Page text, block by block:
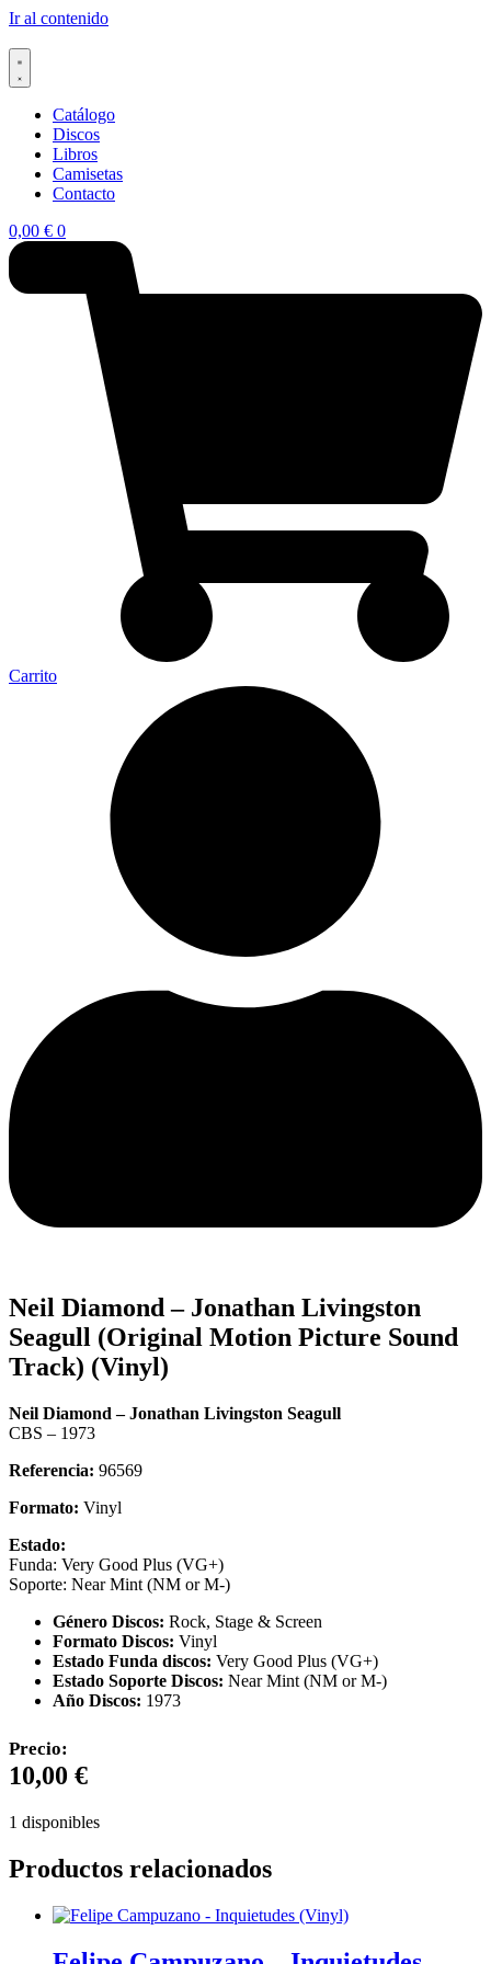
Ir al contenido
Catálogo
Discos
Libros
Camisetas
Contacto
0,00 € 0
Carrito
Neil Diamond – Jonathan Livingston
Seagull (Original Motion Picture Sound
Track) (Vinyl)
Neil Diamond – Jonathan Livingston Seagull
CBS – 1973
Referencia: 96569
Formato: Vinyl
Estado:
Funda: Very Good Plus (VG+)
Soporte: Near Mint (NM or M-)
Género Discos: Rock, Stage & Screen
Formato Discos: Vinyl
Estado Funda discos: Very Good Plus (VG+)
Estado Soporte Discos: Near Mint (NM or M-)
Año Discos: 1973
Precio:
10,00 €
1 disponibles
Productos relacionados